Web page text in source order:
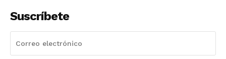
Suscríbete